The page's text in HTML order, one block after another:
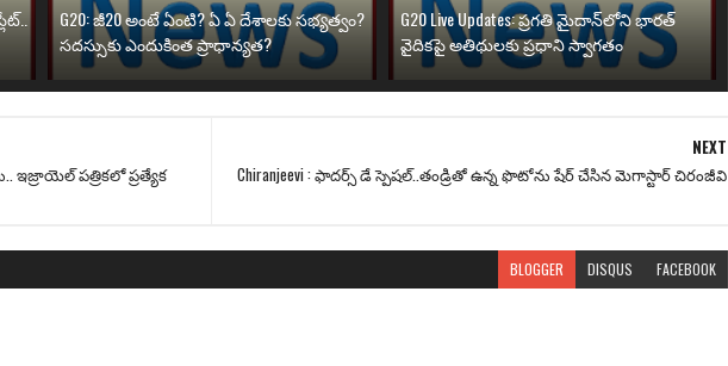
G20: జీ20 అంటే ఏంటి? ఏ ఏ దేశాలకు సభ్యత్వం?
సదస్సుకు ఎందుకింత ప్రాధాన్యత?
G20 Live Updates: ప్రగతి మైదాన్‌లోని భారత్
వైదికపై అతిథులకు ప్రధాని స్వాగతం
NEXT
Chiranjeevi : ఫాదర్స్ డే స్పెషల్..తండ్రితో ఉన్న ఫొటోను షేర్ చేసిన మెగాస్టార్ చిరంజీవి
ఇజ్రాయెల్ పత్రికలో ప్రత్యేక
BLOGGER DISQUS FACEBOOK